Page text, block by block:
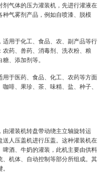
气体的压力灌装机，先进行灌液在
气雾剂产品，例如自喷漆、脱模
用于化工、食品、农、副产品等行
药、兽药、消毒剂、洗衣粉、粮
、添加剂等。
于医药、食品、化工、农药等方面
啡、果珍、茶、味精、盐、种子、
灌装机转盘带动绕主立轴旋转运
人压盖机进行压盖。这种灌装机在
酒、牛奶的灌装，此机主要由供料
机体、自动控制等部分所组成。其